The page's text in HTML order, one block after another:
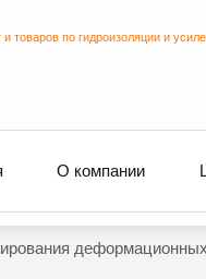
товаров по гидроизоляции и
О компании